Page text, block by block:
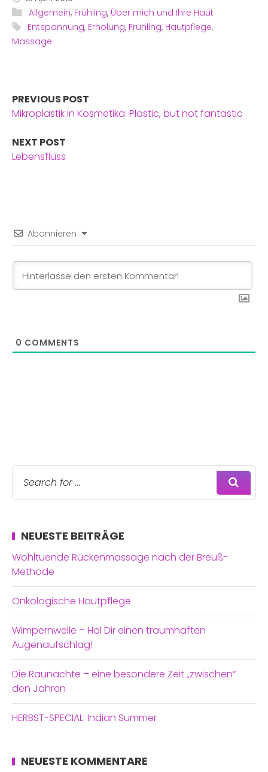
Allgemein, Frühling, Über mich und Ihre Haut
Entspannung, Erholung, Frühling, Hautpflege,
Massage
PREVIOUS POST
Mikroplastik in Kosmetika: Plastic, but not fantastic
NEXT POST
Lebensfluss
Abonnieren
0 COMMENTS
NEUESTE BEITRÄGE
Wohltuende Rückenmassage nach der Breuß-
Methode
Onkologische Hautpflege
Wimpernwelle – Hol Dir einen traumhaften
Augenaufschlag!
Die Raunächte – eine besondere Zeit „zwischen“
den Jahren
HERBST-SPECIAL: Indian Summer
NEUESTE KOMMENTARE